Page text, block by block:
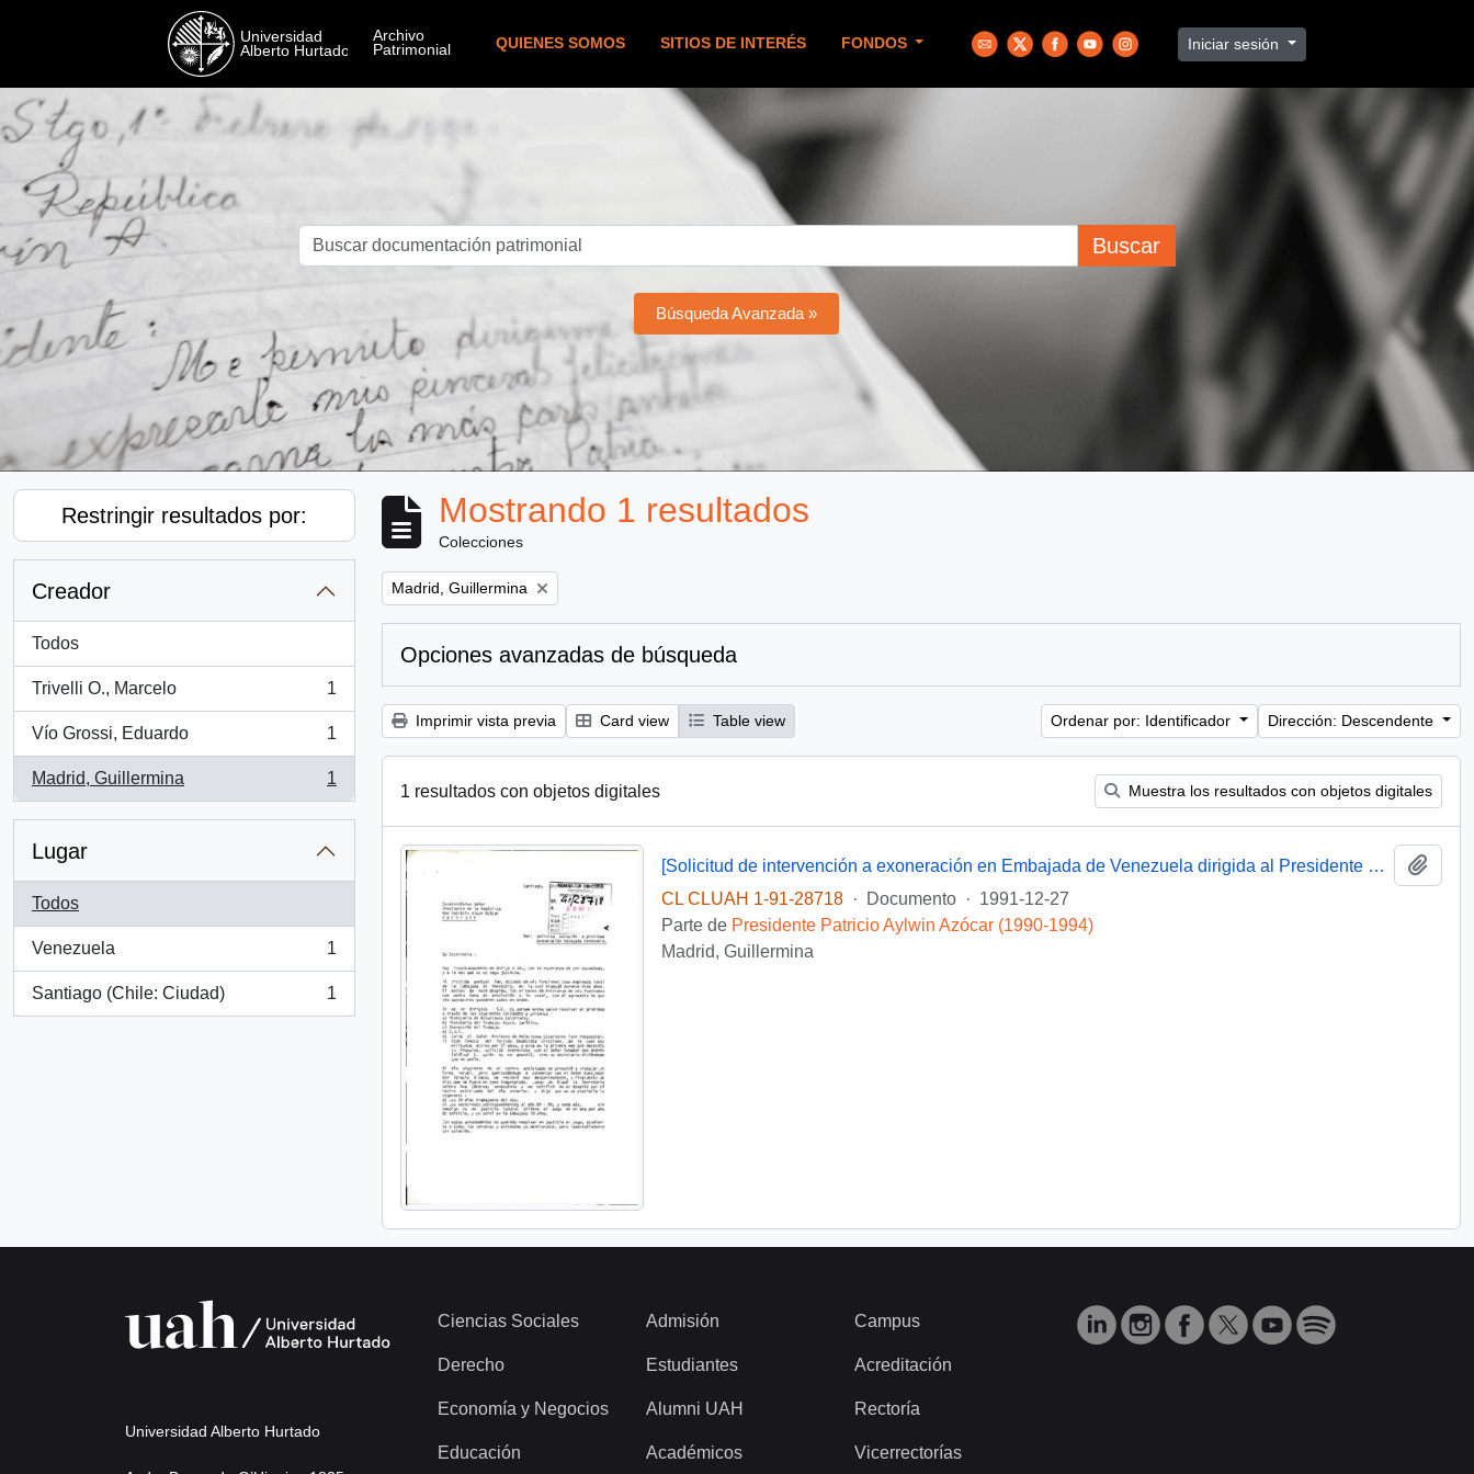
QUIENES SOMOS SITIOS DE INTERÉS FONDOS Iniciar sesión
Buscar
Búsqueda Avanzada »
Restringir resultados por:
Creador
Todos
Trivelli O., Marcelo
, 1 resultados
1
Vío Grossi, Eduardo
, 1 resultados
1
Madrid, Guillermina
, 1 resultados
1
Lugar
Todos
Venezuela
, 1 resultados
1
Santiago (Chile: Ciudad)
, 1 resultados
1
Mostrando 1 resultados
Colecciones
Remove filter:
Madrid, Guillermina
Opciones avanzadas de búsqueda
Imprimir vista previa Card view Table view Ordenar por: Identificador Dirección: Descendente
1 resultados con objetos digitales Muestra los resultados con objetos digitales
[Solicitud de intervención a exoneración en Embajada de Venezuela dirigida al Presidente Patricio Aylwin]
CL CLUAH 1-91-28718
· Documento · 1991-12-27
Parte de Presidente Patricio Aylwin Azócar (1990-1994)
Madrid, Guillermina
Universidad Alberto Hurtado
Ciencias Sociales
Derecho
Economía y Negocios
Educación
Admisión
Estudiantes
Alumni UAH
Académicos
Campus
Acreditación
Rectoría
Vicerrectorías